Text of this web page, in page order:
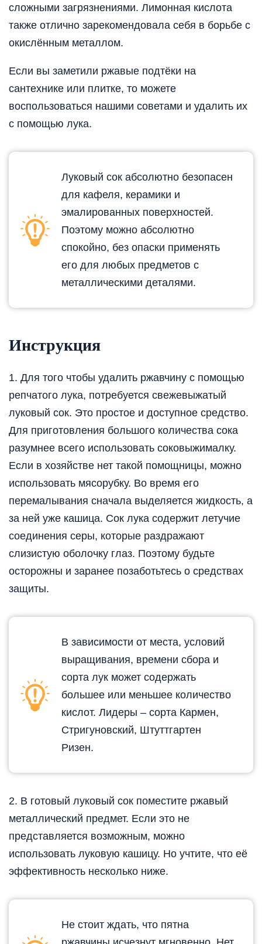
сложными загрязнениями. Лимонная кислота
также отлично зарекомендовала себя в борьбе с
окислённым металлом.
Если вы заметили ржавые подтёки на
сантехнике или плитке, то можете
воспользоваться нашими советами и удалить их
с помощью лука.
Луковый сок абсолютно безопасен
для кафеля, керамики и
эмалированных поверхностей.
Поэтому можно абсолютно
спокойно, без опаски применять
его для любых предметов с
металлическими деталями.
Инструкция
1. Для того чтобы удалить ржавчину с помощью
репчатого лука, потребуется свежевыжатый
луковый сок. Это простое и доступное средство.
Для приготовления большого количества сока
разумнее всего использовать соковыжималку.
Если в хозяйстве нет такой помощницы, можно
использовать мясорубку. Во время его
перемалывания сначала выделяется жидкость, а
за ней уже кашица. Сок лука содержит летучие
соединения серы, которые раздражают
слизистую оболочку глаз. Поэтому будьте
осторожны и заранее позаботьтесь о средствах
защиты.
В зависимости от места, условий
выращивания, времени сбора и
сорта лук может содержать
большее или меньшее количество
кислот. Лидеры – сорта Кармен,
Стригуновский, Штуттгартен
Ризен.
2. В готовый луковый сок поместите ржавый
металлический предмет. Если это не
представляется возможным, можно
использовать луковую кашицу. Но учтите, что её
эффективность несколько ниже.
Не стоит ждать, что пятна